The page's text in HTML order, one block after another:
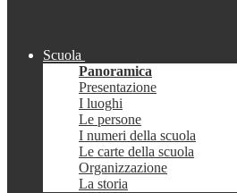
Scuola
Panoramica
Presentazione
I luoghi
Le persone
I numeri della scuola
Le carte della scuola
Organizzazione
La storia